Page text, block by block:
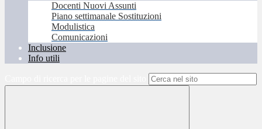
Docenti Nuovi Assunti
Piano settimanale Sostituzioni
Modulistica
Comunicazioni
Inclusione
Info utili